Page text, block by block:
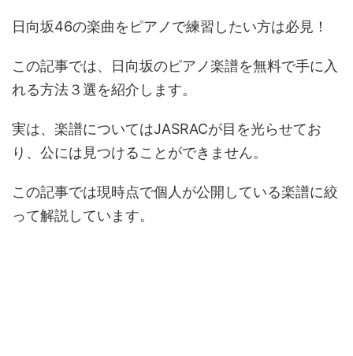
日向坂46の楽曲をピアノで練習したい方は必見！
この記事では、日向坂のピアノ楽譜を無料で手に入
れる方法３選を紹介します。
実は、楽譜についてはJASRACが目を光らせてお
り、公には見つけることができません。
この記事では現時点で個人が公開している楽譜に絞
って解説しています。